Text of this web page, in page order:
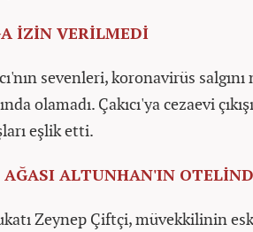
İZİN VERİLMEDİ
sevenleri, koronavirüs
olamadı. Çakıcı'ya cezaevi
eşlik etti.
ALTUNHAN'IN
Zeynep Çiftçi, müvekkilinin